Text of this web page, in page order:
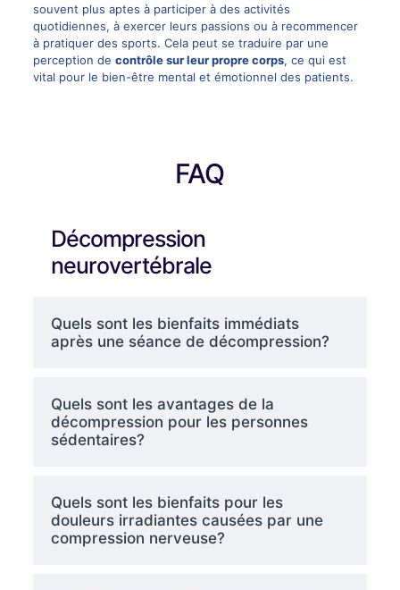
souvent plus aptes à participer à des activités
quotidiennes, à exercer leurs passions ou à recommencer
à pratiquer des sports. Cela peut se traduire par une
perception de contrôle sur leur propre corps, ce qui est
vital pour le bien-être mental et émotionnel des patients.
FAQ
Décompression
neurovertébrale
Quels sont les bienfaits immédiats
après une séance de décompression?
Quels sont les avantages de la
décompression pour les personnes
sédentaires?
Quels sont les bienfaits pour les
douleurs irradiantes causées par une
compression nerveuse?